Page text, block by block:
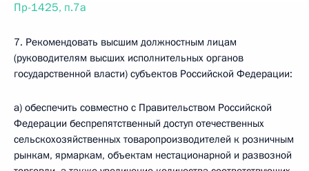
Пр-1425, п.7а
7. Рекомендовать высшим должностным лицам
(руководителям высших исполнительных органов
государственной власти) субъектов Российской Федерации:
а) обеспечить совместно с Правительством Российской
Федерации беспрепятственный доступ отечественных
сельскохозяйственных товаропроизводителей к розничным
рынкам, ярмаркам, объектам нестационарной и развозной